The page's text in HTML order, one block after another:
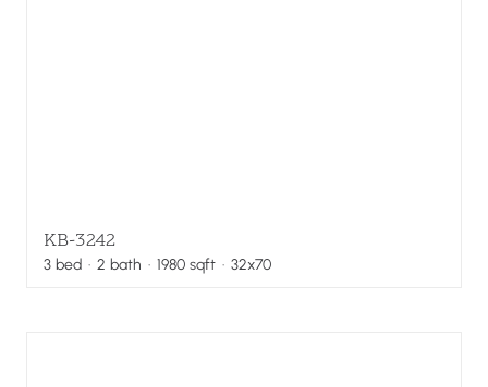
KB-3242
3 bed · 2 bath · 1980 sqft· 32x70